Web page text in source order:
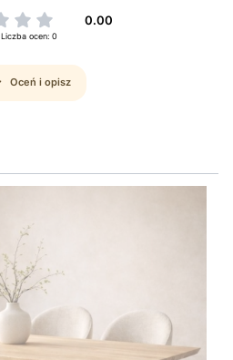
0.00
Liczba ocen: 0
Oceń i opisz